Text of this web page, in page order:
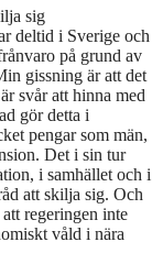
sig
deltid i Sverige och
på grund av
gissning är att det
svår att hinna med
gör detta i
pengar som män,
Det i sin tur
i samhället och i
att skilja sig. Och
regeringen inte
våld i nära